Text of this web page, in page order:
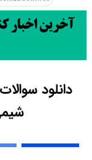
دانلود